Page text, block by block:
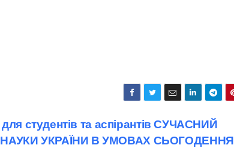
студентів та аспірантів СУЧАСНИЙ
УКРАЇНИ В УМОВАХ СЬОГОДЕННЯ